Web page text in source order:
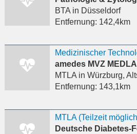
BTAin Düsseldorf
Entfernung: 142,4km
amedes MVZ
MTLAin Würzburg,
Entfernung: 143,1km
MTLA (Teilzeit